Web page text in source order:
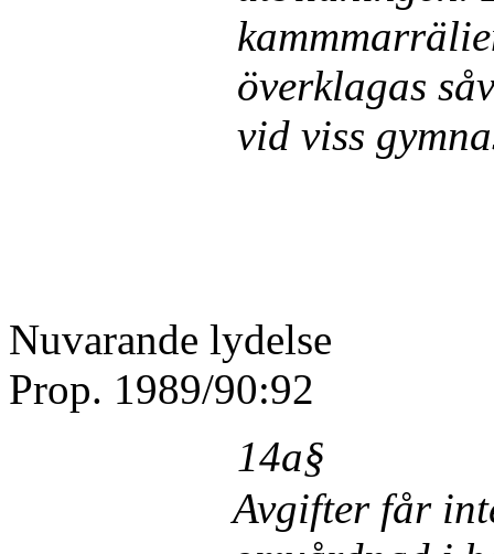
överklagas
vid viss
Nuvarande lydelse
Prop. 1989/90:92
14a§
Avgifter får